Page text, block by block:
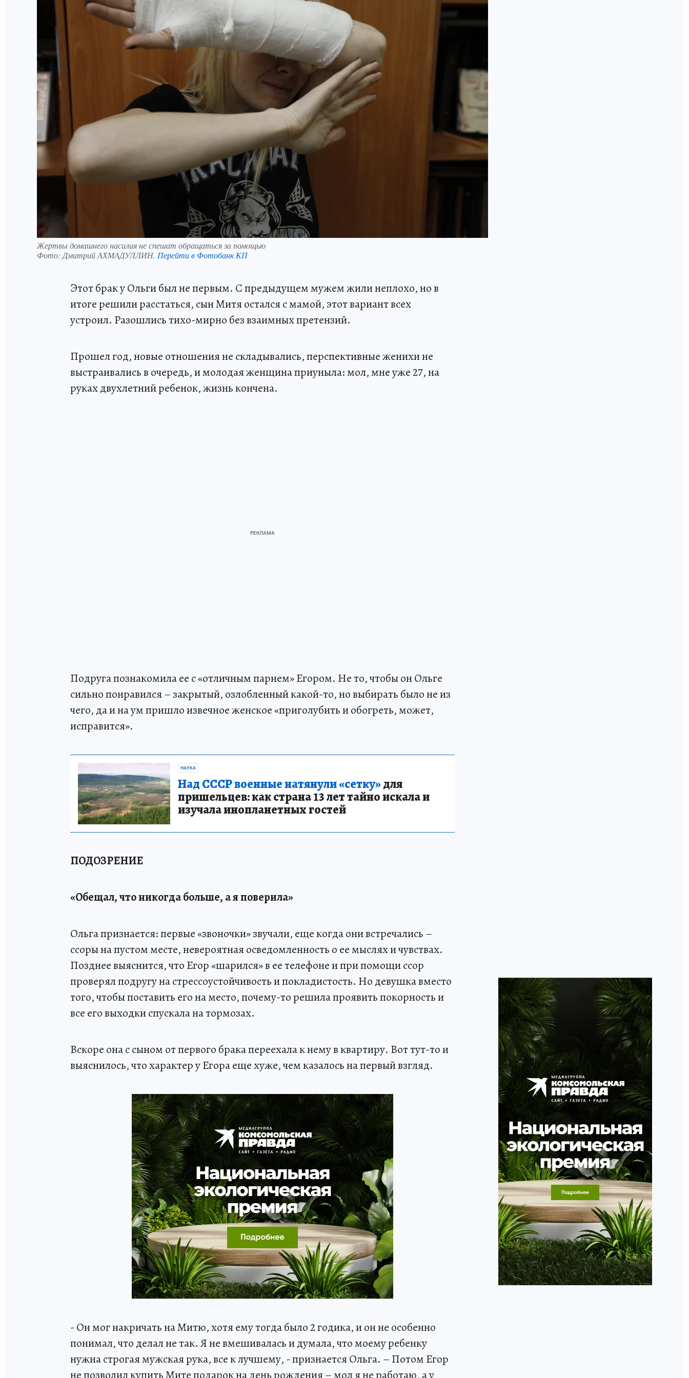
Жертвы домашнего насилия не спешат обращаться за помощью
Фото: Дмитрий АХМАДУЛЛИН. Перейти в Фотобанк КП
Этот брак у Ольги был не первым. С предыдущем мужем жили неплохо, но в
итоге решили расстаться, сын Митя остался с мамой, этот вариант всех
устроил. Разошлись тихо-мирно без взаимных претензий.
Прошел год, новые отношения не складывались, перспективные женихи не
выстраивались в очередь, и молодая женщина приуныла: мол, мне уже 27, на
руках двухлетний ребенок, жизнь кончена.
Подруга познакомила ее с «отличным парнем» Егором. Не то, чтобы он Ольге
сильно понравился – закрытый, озлобленный какой-то, но выбирать было не из
чего, да и на ум пришло извечное женское «приголубить и обогреть, может,
исправится».
НАУКА
Над СССР военные натянули «сетку»для
пришельцев: как страна 13 лет тайно искала и
изучала инопланетных гостей
ПОДОЗРЕНИЕ
«Обещал, что никогда больше, а я поверила»
Ольга признается: первые «звоночки» звучали, еще когда они встречались –
ссоры на пустом месте, невероятная осведомленность о ее мыслях и чувствах.
Позднее выяснится, что Егор «шарился» в ее телефоне и при помощи ссор
проверял подругу на стрессоустойчивость и покладистость. Но девушка вместо
того, чтобы поставить его на место, почему-то решила проявить покорность и
все его выходки спускала на тормозах.
Вскоре она с сыном от первого брака переехала к нему в квартиру. Вот тут-то и
выяснилось, что характер у Егора еще хуже, чем казалось на первый взгляд.
- Он мог накричать на Митю, хотя ему тогда было 2 годика, и он не особенно
понимал, что делал не так. Я не вмешивалась и думала, что моему ребенку
нужна строгая мужская рука, все к лучшему, - признается Ольга. – Потом Егор
не позволил купить Мите подарок на день рождения – мол я не работаю, а у